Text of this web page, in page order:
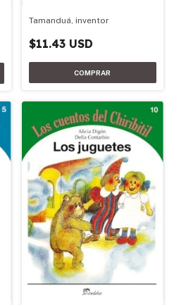
Tamanduá, inventor
$11.43 USD